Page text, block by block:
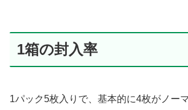
1箱の封入率
1パック5枚入りで、基本的に4枚がノー